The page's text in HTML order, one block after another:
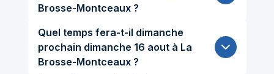
Brosse-Montceaux ?
Quel temps fera-t-il dimanche
prochain dimanche 16 aout à La
Brosse-Montceaux ?